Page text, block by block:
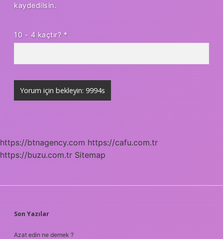
kaydedilsin.
10 - 4 kaçtır? *
https://btnagency.com https://cafu.com.tr
https://buzu.com.tr Sitemap
SIDEBAR
Son Yazılar
Azat edin ne demek ?